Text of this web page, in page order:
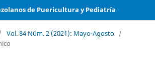
de Puericultura y Pediatría
Vol. 84 Núm. 2 (2021): Mayo-Agosto /